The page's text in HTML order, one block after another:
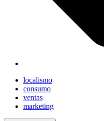
localismo
consumo
ventas
marketing